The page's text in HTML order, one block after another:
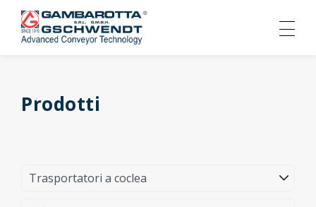
Prodotti